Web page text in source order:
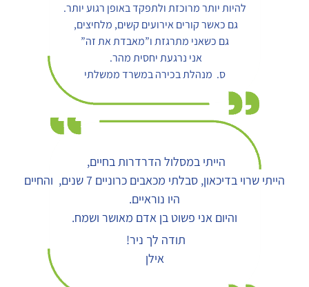
להיות יותר מרוכזת ולתפקד באופן רגוע יותר.
גם כאשר קורים אירועים קשים, מלחיצים,
גם כשאני מתרגזת ו”מאבדת את זה”
אני נרגעת יחסית מהר.
ס. מנהלת בכירה במשרד ממשלתי
הייתי במסלול הדרדרות בחיים,
הייתי שרוי בדיכאון, סבלתי מכאבים כרוניים 7 שנים, והחיים
היו נוראיים.
והיום אני פשוט בן אדם מאושר ושמח.
תודה לך ניר!
אילן